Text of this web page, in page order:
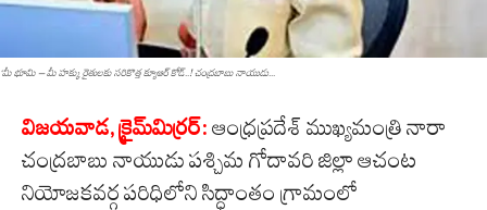
‘మీ భూమి – మీ హక్కు రైతులకు సరికొత్త క్యూఆర్ కోడ్..! చంద్ర‌బాబు నాయుడు...
విజయవాడ, క్రైమ్‌మిర్ర‌ర్‌: ఆంధ్రప్రదేశ్ ముఖ్యమంత్రి నారా
చంద్రబాబు నాయుడు పశ్చిమ గోదావరి జిల్లా ఆచంట
నియోజకవర్గ పరిధిలోని సిద్ధాంతం గ్రామంలో